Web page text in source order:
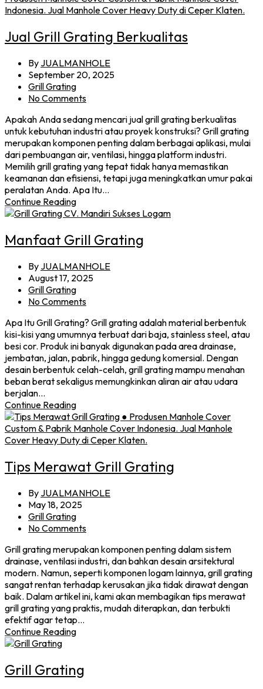
Jual Grill Grating Berkualitas
By JUALMANHOLE
September 20, 2025
Grill Grating
No Comments
Apakah Anda sedang mencari jual grill grating berkualitas
untuk kebutuhan industri atau proyek konstruksi? Grill grating
merupakan komponen penting dalam berbagai aplikasi, mulai
dari pembuangan air, ventilasi, hingga platform industri.
Memilih grill grating yang tepat tidak hanya memastikan
keamanan dan efisiensi, tetapi juga meningkatkan umur pakai
peralatan Anda. Apa Itu…
Continue Reading
Manfaat Grill Grating
By JUALMANHOLE
August 17, 2025
Grill Grating
No Comments
Apa Itu Grill Grating? Grill grating adalah material berbentuk
kisi-kisi yang umumnya terbuat dari baja, stainless steel, atau
besi cor. Produk ini banyak digunakan pada area drainase,
jembatan, jalan, pabrik, hingga gedung komersial. Dengan
desain berbentuk celah-celah, grill grating mampu menahan
beban berat sekaligus memungkinkan aliran air atau udara
berjalan…
Continue Reading
Tips Merawat Grill Grating
By JUALMANHOLE
May 18, 2025
Grill Grating
No Comments
Grill grating merupakan komponen penting dalam sistem
drainase, ventilasi industri, dan bahkan desain arsitektural
modern. Namun, seperti komponen logam lainnya, grill grating
sangat rentan terhadap kerusakan jika tidak dirawat dengan
baik. Dalam artikel ini, kami akan membagikan tips merawat
grill grating yang praktis, mudah diterapkan, dan terbukti
efektif agar tetap…
Continue Reading
Grill Grating